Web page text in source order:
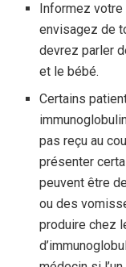
Informez
envisagez de
devrez parler
et le bébé.
Certains
pas reçu au
présenter
peuvent être
ou des
produire chez